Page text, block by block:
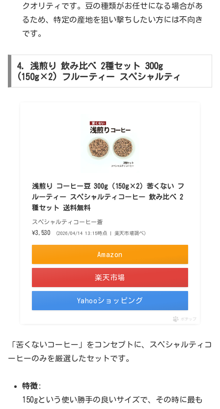
クオリティです。豆の種類がお任せになる場合があ
るため、特定の産地を狙い撃ちしたい方には不向き
です。
4. 浅煎り 飲み比べ 2種セット 300g
(150g×2) フルーティー スペシャルティ
浅煎り コーヒー豆 300g（150g×2）苦くない フ
ルーティー スペシャルティコーヒー 飲み比べ 2
種セット 送料無料
スペシャルティコーヒー蒼
¥3,530
（2026/04/14 13:15時点 | 楽天市場調べ）
Amazon
楽天市場
Yahooショッピング
ポチップ
「苦くないコーヒー」をコンセプトに、スペシャルティコ
ーヒーのみを厳選したセットです。
特徴:
150gという使い勝手の良いサイズで、その時に最も